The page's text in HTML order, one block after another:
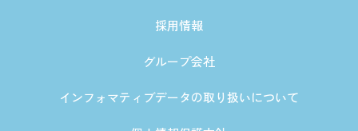
採用情報
グループ会社
インフォマティブデータの取り扱いについて